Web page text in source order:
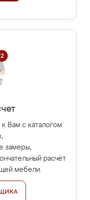
Вам с каталогом
замеры,
расчёт
мебели.